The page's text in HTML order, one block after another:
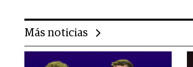
Más noticias